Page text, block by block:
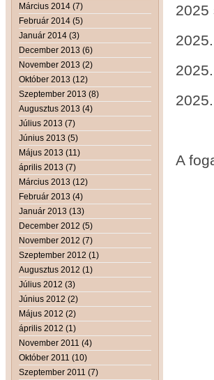
Március 2014 (7)
Február 2014 (5)
Január 2014 (3)
December 2013 (6)
November 2013 (2)
Október 2013 (12)
Szeptember 2013 (8)
Augusztus 2013 (4)
Július 2013 (7)
Június 2013 (5)
Május 2013 (11)
április 2013 (7)
Március 2013 (12)
Február 2013 (4)
Január 2013 (13)
December 2012 (5)
November 2012 (7)
Szeptember 2012 (1)
Augusztus 2012 (1)
Július 2012 (3)
Június 2012 (2)
Május 2012 (2)
április 2012 (1)
November 2011 (4)
Október 2011 (10)
Szeptember 2011 (7)
A